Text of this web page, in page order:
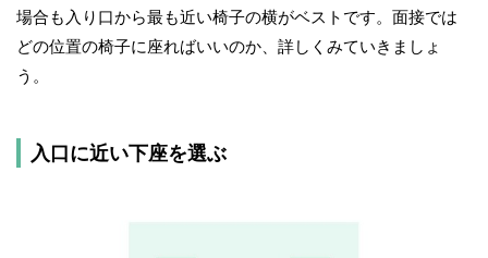
場合も入り口から最も近い椅子の横がベストです。面接では
どの位置の椅子に座ればいいのか、詳しくみていきましょ
う。
入口に近い下座を選ぶ